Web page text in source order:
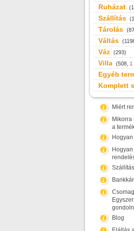
Ruházat
Szállítás
Tárolás
Váltás
Váz (293)
Villa (508, 1
Egyéb
Komplett
Miért
Mikorra
a
Blog